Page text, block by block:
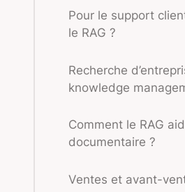
Pour le support
le RAG ?
Recherche
knowledge
Comment le RAG
documentaire ?
Ventes et avant-